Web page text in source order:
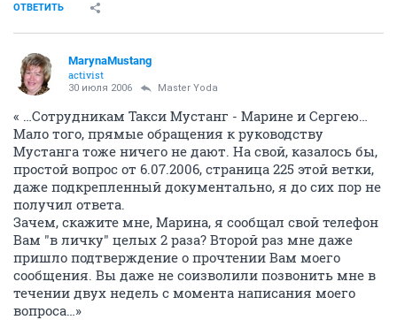
ОТВЕТИТЬ
MarynaMustang
activist
30 июля 2006 Master Yoda
« …Сотрудникам Такси Мустанг - Марине и Сергею…
Мало того, прямые обращения к руководству
Мустанга тоже ничего не дают. На свой, казалось бы,
простой вопрос от 6.07.2006, страница 225 этой ветки,
даже подкрепленный документально, я до сих пор не
получил ответа.
Зачем, скажите мне, Марина, я сообщал свой телефон
Вам "в личку" целых 2 раза? Второй раз мне даже
пришло подтверждение о прочтении Вам моего
сообщения. Вы даже не соизволили позвонить мне в
течении двух недель с момента написания моего
вопроса…»